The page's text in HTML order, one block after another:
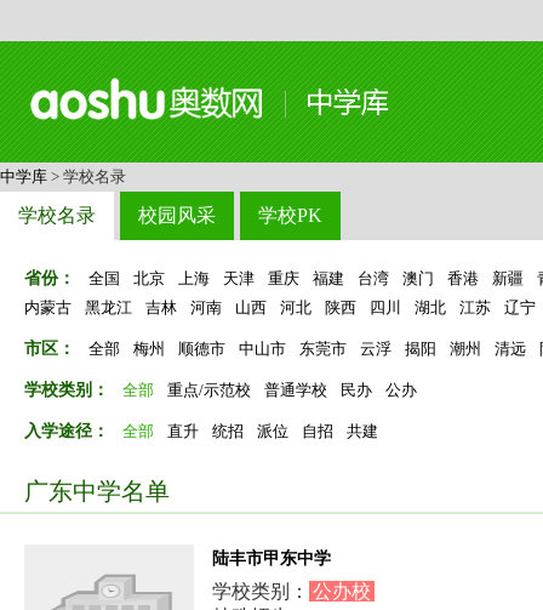
中学库 > 学校名录
学校名录 校园风采 学校PK
省份： 全国 北京 上海 天津 重庆 福建 台湾 澳门 香港 新疆
内蒙古
黑龙江 吉林 河南 山西 河北 陕西 四川 湖北 江苏 辽宁
市区： 全部 梅州 顺德市 中山市 东莞市 云浮 揭阳 潮州 清远
学校类别： 全部 重点/示范校 普通学校 民办 公办
入学途径： 全部 直升 统招 派位 自招 共建
广东中学名单
陆丰市甲东中学
学校类别： 公办校